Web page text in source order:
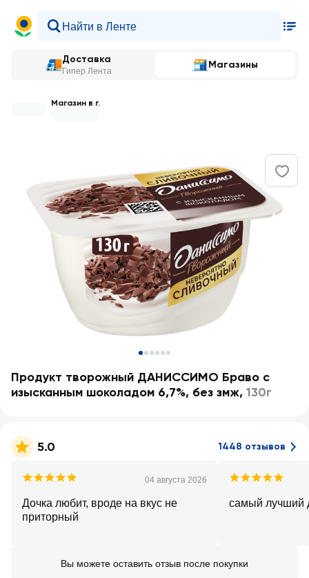
Доставка
Гипер Лента
Магазины
Магазин в г.
Продукт творожный ДАНИССИМО Браво с
изысканным шоколадом 6,7%, без змж, 130г
5.0 1448 отзывов
04 августа 2026
Дочка любит, вроде на вкус не
приторный
самый лучший
Вы можете оставить отзыв после покупки